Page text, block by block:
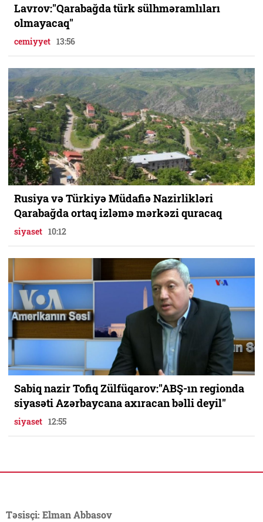
Lavrov:"Qarabağda türk sülhməramlıları
olmayacaq"
cemiyyet 13:56
Rusiya və Türkiyə Müdafiə Nazirlikləri
Qarabağda ortaq izləmə mərkəzi quracaq
siyaset 10:12
Sabiq nazir Tofiq Zülfüqarov:"ABŞ-ın regionda
siyasəti Azərbaycana axıracan bəlli deyil"
siyaset 12:55
Təsisçi: Elman Abbasov